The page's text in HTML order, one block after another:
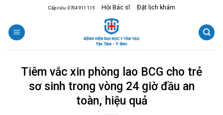
content
Cấp cứu: 0704 911 115 Hỏi Bác sĩ Đặt lịch khám
Tiêm vắc xin phòng lao BCG cho trẻ
sơ sinh trong vòng 24 giờ đầu an
toàn, hiệu quả